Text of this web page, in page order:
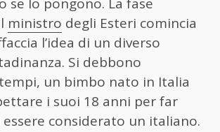
ministro degli Esteri comincia
l’idea di un diverso
Si debbono
un bimbo nato in Italia
i suoi 18 anni per far
considerato un italiano.